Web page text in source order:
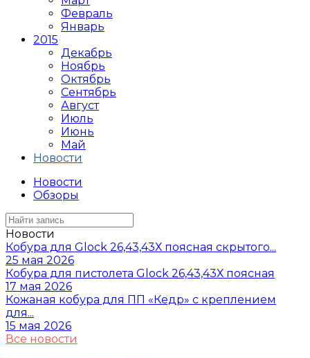
Февраль
Январь
2015
Декабрь
Ноябрь
Октябрь
Сентябрь
Август
Июль
Июнь
Май
Новости
Новости
Обзоры
Новости
Кобура для Glock 26,43,43Х поясная скрытого...
25 мая 2026
Кобура для пистолета Glock 26,43,43Х поясная
17 мая 2026
Кожаная кобура для ПП «Кедр» с креплением
для...
15 мая 2026
Все новости